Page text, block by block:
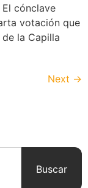
cónclave
votación que
la Capilla
Next →
Buscar